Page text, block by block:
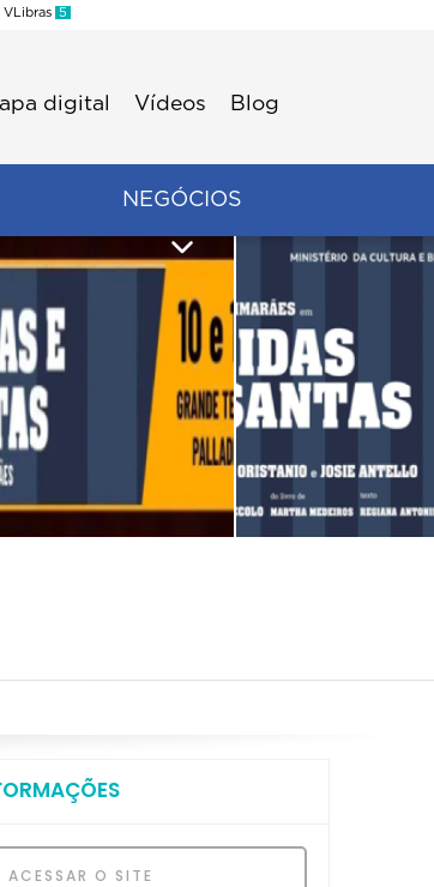
VLibras 5
digital Vídeos Blog
NEGÓCIOS
ACESSAR O SITE